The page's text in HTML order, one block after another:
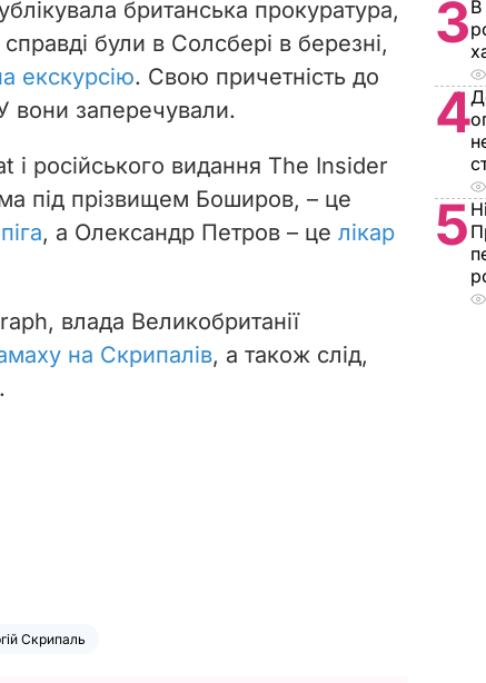
британська прокуратура,
були в Солсбері в березні,
екскурсію. Свою причетність до
вони заперечували.
і російського видання The Insider
під прізвищем Боширов, – це
, а Олександр Петров – це лікар
влада Великобританії
на Скрипалів, а також слід,
Скрипаль
3В
4
5